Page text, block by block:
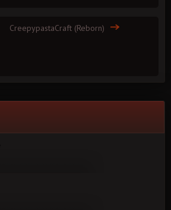
CreepypastaCraft (Reborn)